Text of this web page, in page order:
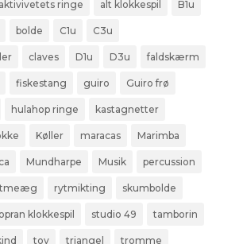
aktivivetets ringe alt klokkespil B1u
bolde C1u C3u
claves D1u D3u faldskærm
fiskestang guiro Guiro frø
hulahop ringe kastagnetter
Køller maracas Marimba
Mundharpe Musik percussion
rytmikting skumbolde
klokkespil studio 49 tamborin
tov triangel tromme